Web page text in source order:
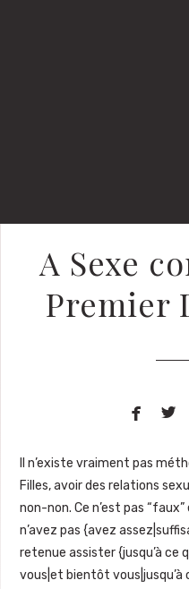
A Sexe
Premier
 
Il n’existe vraiment pas
Filles, avoir des relations
non-non. Ce n’est pas
n’avez pas {avez
retenue assister {jusqu’à ce
vous|et bientôt vous|jusqu’à